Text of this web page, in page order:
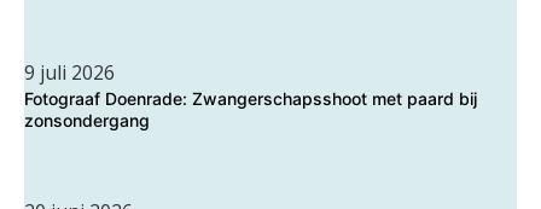
9 juli 2026
Fotograaf Doenrade: Zwangerschapsshoot met paard bij
zonsondergang